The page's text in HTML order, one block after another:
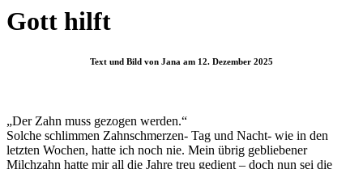
Gott hilft
Text und Bild von Jana am 12. Dezember 2025
„Der Zahn muss gezogen werden.“
Solche schlimmen Zahnschmerzen- Tag und Nacht- wie in den
letzten Wochen, hatte ich noch nie. Mein übrig gebliebener
Milchzahn hatte mir all die Jahre treu gedient – doch nun sei die